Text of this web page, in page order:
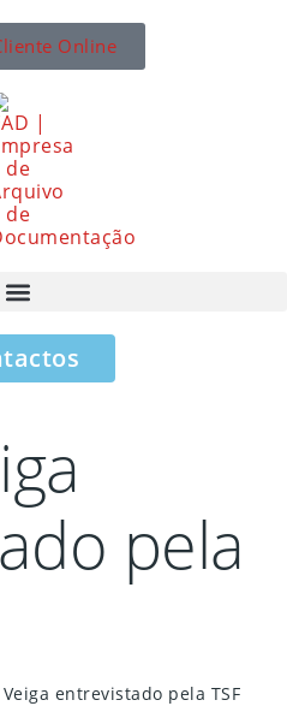
Online
pela
Veiga entrevistado pela TSF